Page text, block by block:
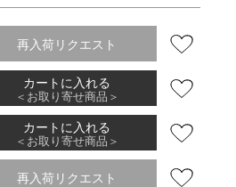
再入荷リクエスト
カートに入れる
＜お取り寄せ商品＞
カートに入れる
＜お取り寄せ商品＞
再入荷リクエスト